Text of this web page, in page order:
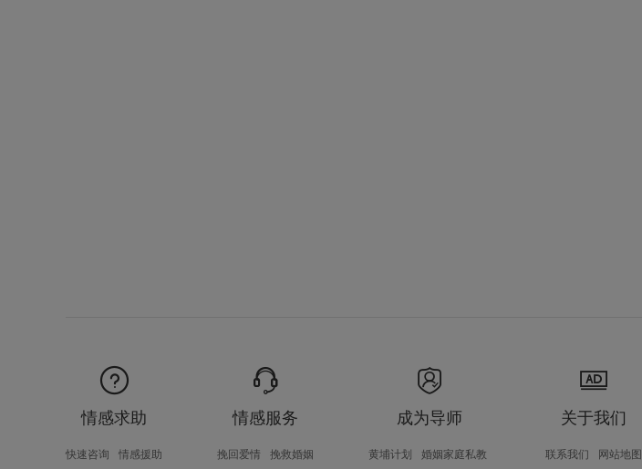
情感求助
快速咨询 情感援助
情感服务
挽回爱情 挽救婚姻
成为导师
黄埔计划 婚姻家庭私教
关于我们
联系我们 网站地图